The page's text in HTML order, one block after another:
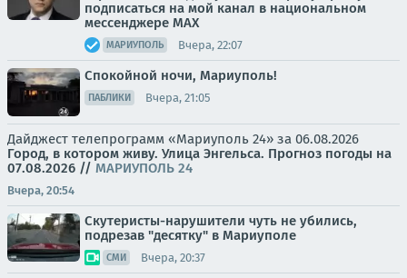
подписаться на мой канал в национальном
мессенджере МАХ
МАРИУПОЛЬ Вчера, 22:07
Спокойной ночи, Мариуполь!
ПАБЛИКИ Вчера, 21:05
Дайджест телепрограмм «Мариуполь 24» за 06.08.2026
Город, в котором живу. Улица Энгельса. Прогноз погоды на
07.08.2026 // МАРИУПОЛЬ 24
Вчера, 20:54
Скутеристы-нарушители чуть не убились,
подрезав "десятку" в Мариуполе
СМИ Вчера, 20:37